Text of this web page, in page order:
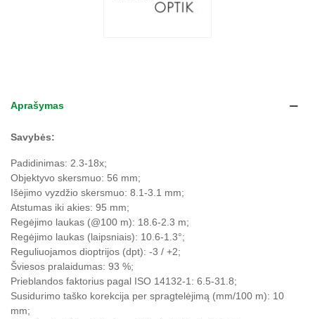
Aprašymas
Savybės:
Padidinimas: 2.3-18x;
Objektyvo skersmuo: 56 mm;
Išėjimo vyzdžio skersmuo: 8.1-3.1 mm;
Atstumas iki akies: 95 mm;
Regėjimo laukas (@100 m): 18.6-2.3 m;
Regėjimo laukas (laipsniais): 10.6-1.3°;
Reguliuojamos dioptrijos (dpt): -3 / +2;
Šviesos pralaidumas: 93 %;
Prieblandos faktorius pagal ISO 14132-1: 6.5-31.8;
Susidurimo taško korekcija per spragtelėjimą (mm/100 m): 10
mm;